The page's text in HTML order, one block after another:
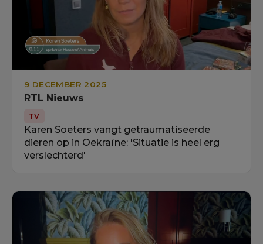
9 DECEMBER 2025
RTL Nieuws
TV
Karen Soeters vangt getraumatiseerde
dieren op in Oekraïne: 'Situatie is heel erg
verslechterd'